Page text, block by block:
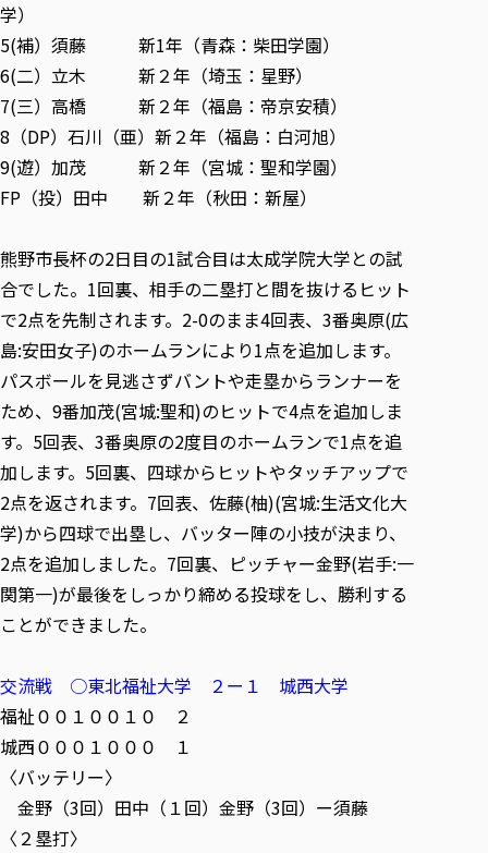
学）
5(補）須藤 新1年（青森：柴田学園）
6(二）立木 新２年（埼玉：星野）
7(三）高橋 新２年（福島：帝京安積）
8（DP）石川（亜）新２年（福島：白河旭）
9(遊）加茂 新２年（宮城：聖和学園）
FP（投）田中 新２年（秋田：新屋）
熊野市長杯の2日目の1試合目は太成学院大学との試
合でした。1回裏、相手の二塁打と間を抜けるヒット
で2点を先制されます。2-0のまま4回表、3番奥原(広
島:安田女子)のホームランにより1点を追加します。
パスボールを見逃さずバントや走塁からランナーを
ため、9番加茂(宮城:聖和)のヒットで4点を追加しま
す。5回表、3番奥原の2度目のホームランで1点を追
加します。5回裏、四球からヒットやタッチアップで
2点を返されます。7回表、佐藤(柚)(宮城:生活文化大
学)から四球で出塁し、バッター陣の小技が決まり、
2点を追加しました。7回裏、ピッチャー金野(岩手:一
関第一)が最後をしっかり締める投球をし、勝利する
ことができました。
交流戦 ○東北福祉大学 ２ー１ 城西大学
福祉００１００１０ ２
城西０００１０００ １
〈バッテリー〉
金野（3回）田中（１回）金野（3回）ー須藤
〈２塁打〉